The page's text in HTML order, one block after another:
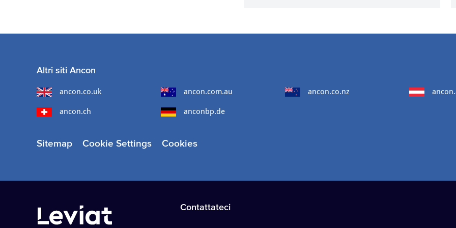
Altri siti Ancon
ancon.co.uk ancon.com.au ancon.co.nz
ancon.ch anconbp.de
Sitemap Cookie Settings Cookies
Contattateci